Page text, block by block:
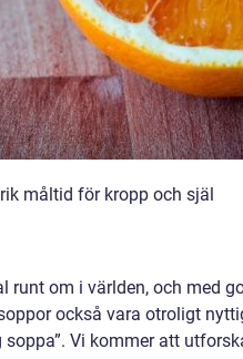
måltid för kropp och själ
om i världen, och med
också vara otroligt
Vi kommer att